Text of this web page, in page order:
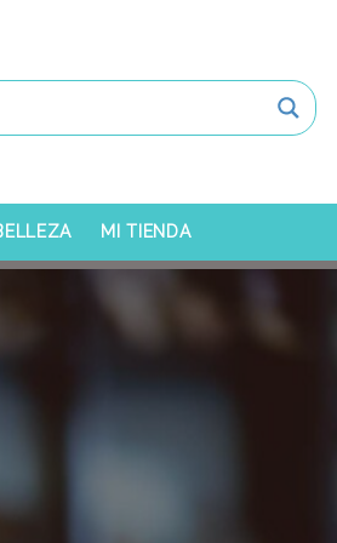
MI TIENDA